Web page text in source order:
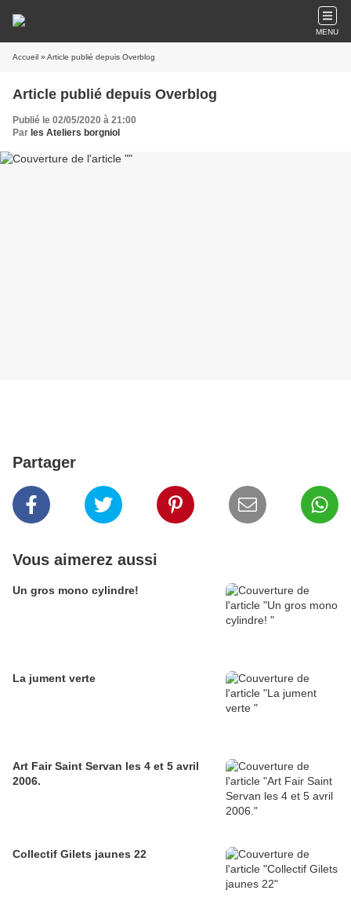
MENU
Accueil » Article publié depuis Overblog
Article publié depuis Overblog
Publié le 02/05/2020 à 21:00
Par les Ateliers borgniol
Partager
Vous aimerez aussi
Un gros mono cylindre!
La jument verte
Art Fair Saint Servan les 4 et 5 avril
2006.
Collectif Gilets jaunes 22